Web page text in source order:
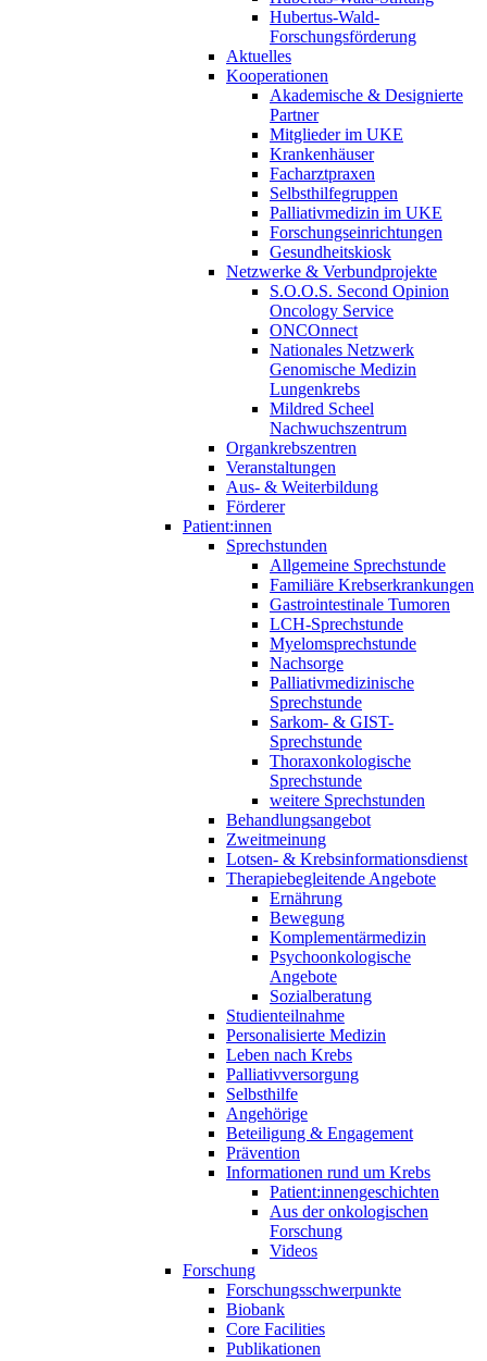
Hubertus-Wald-
Forschungsförderung
Aktuelles
Kooperationen
Akademische & Designierte
Partner
Mitglieder im UKE
Krankenhäuser
Facharztpraxen
Selbsthilfegruppen
Palliativmedizin im UKE
Forschungseinrichtungen
Gesundheitskiosk
Netzwerke & Verbundprojekte
S.O.O.S. Second Opinion
Oncology Service
ONCOnnect
Nationales Netzwerk
Genomische Medizin
Lungenkrebs
Mildred Scheel
Nachwuchszentrum
Organkrebszentren
Veranstaltungen
Aus- & Weiterbildung
Förderer
Patient:innen
Sprechstunden
Allgemeine Sprechstunde
Familiäre Krebserkrankungen
Gastrointestinale Tumoren
LCH-Sprechstunde
Myelomsprechstunde
Nachsorge
Palliativmedizinische
Sprechstunde
Sarkom- & GIST-
Sprechstunde
Thoraxonkologische
Sprechstunde
weitere Sprechstunden
Behandlungsangebot
Zweitmeinung
Lotsen- & Krebsinformationsdienst
Therapiebegleitende Angebote
Ernährung
Bewegung
Komplementärmedizin
Psychoonkologische
Angebote
Sozialberatung
Studienteilnahme
Personalisierte Medizin
Leben nach Krebs
Palliativversorgung
Selbsthilfe
Angehörige
Beteiligung & Engagement
Prävention
Informationen rund um Krebs
Patient:innengeschichten
Aus der onkologischen
Forschung
Videos
Forschung
Forschungsschwerpunkte
Biobank
Core Facilities
Publikationen